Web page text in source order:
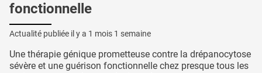
fonctionnelle
Actualité publiée il y a 1 mois 1 semaine
Une thérapie génique prometteuse contre la drépanocytose
sévère et une guérison fonctionnelle chez presque tous les